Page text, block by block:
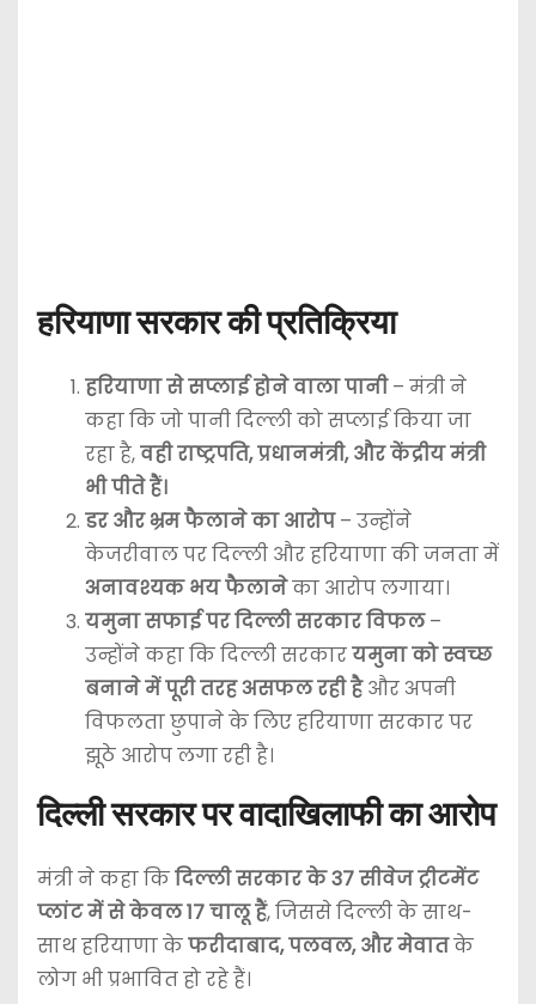
हरियाणा सरकार की प्रतिक्रिया
हरियाणा से सप्लाई होने वाला पानी– मंत्री ने
कहा कि जो पानी दिल्ली को सप्लाई किया जा
रहा है,वही राष्ट्रपति, प्रधानमंत्री, और केंद्रीय मंत्री
भी पीते हैं।
डर और भ्रम फैलाने का आरोप– उन्होंने
केजरीवाल पर दिल्ली और हरियाणा की जनता में
अनावश्यक भय फैलानेका आरोप लगाया।
यमुना सफाई पर दिल्ली सरकार विफल–
उन्होंने कहा कि दिल्ली सरकारयमुना को स्वच्छ
बनाने में पूरी तरह असफल रही हैऔर अपनी
विफलता छुपाने के लिए हरियाणा सरकार पर
झूठे आरोप लगा रही है।
दिल्ली सरकार पर वादाखिलाफी का आरोप
मंत्री ने कहा किदिल्ली सरकार के 37 सीवेज ट्रीटमेंट
प्लांट में से केवल 17 चालू हैं, जिससे दिल्ली के साथ-
साथ हरियाणा केफरीदाबाद, पलवल, और मेवातके
लोग भी प्रभावित हो रहे हैं।